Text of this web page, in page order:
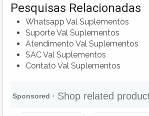
Pesquisas Relacionadas
Whatsapp Val Suplementos
Suporte Val Suplementos
Atendimento Val Suplementos
SAC Val Suplementos
Contato Val Suplementos